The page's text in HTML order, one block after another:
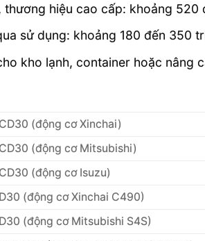
thương hiệu cao cấp: khoảng 520
sử dụng: khoảng 180 đến 350
kho lạnh, container hoặc nâng
(động cơ Xinchai)
(động cơ Mitsubishi)
(động cơ Isuzu)
(động cơ Xinchai C490)
(động cơ Mitsubishi S4S)